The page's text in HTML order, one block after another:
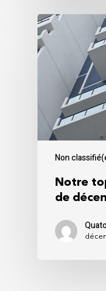
Non
Notre
de